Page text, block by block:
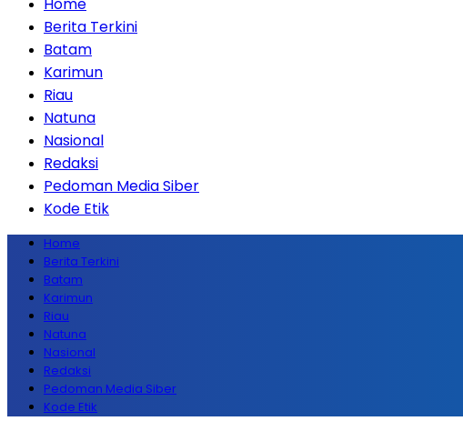
Berita Terkini
Batam
Karimun
Riau
Natuna
Nasional
Redaksi
Pedoman Media Siber
Kode Etik
Home
Berita Terkini
Batam
Karimun
Riau
Natuna
Nasional
Redaksi
Pedoman Media Siber
Kode Etik